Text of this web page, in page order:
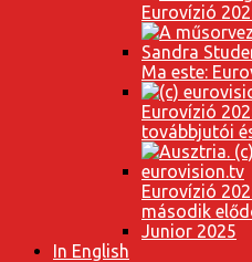
Eurovízió
Ma este:
Eurovízió
továbbjutói
Eurovízió
második
Junior 2025
In English